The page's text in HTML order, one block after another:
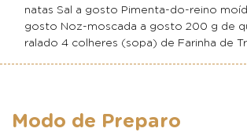
natas Sal a gosto Pimenta-do-reino
gosto Noz-moscada a gosto 200 g de
ralado 4 colheres (sopa) de Farinha de
Modo de Preparo